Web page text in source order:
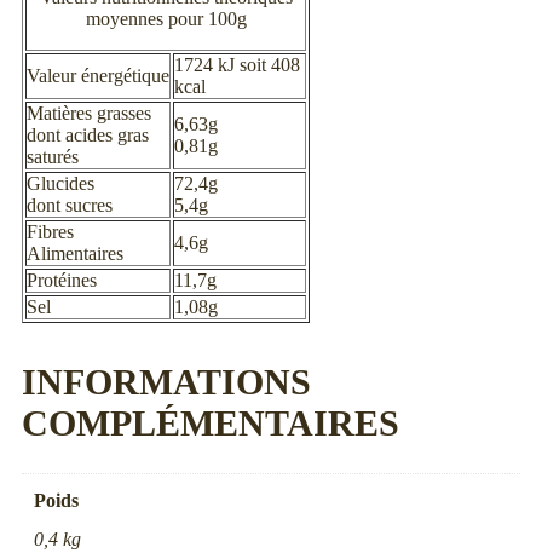
moyennes pour 100g
Valeur énergétique
1724 kJ soit 408
kcal
Matières grasses
dont acides gras
saturés
6,63g
0,81g
Glucides
dont sucres
72,4g
5,4g
Fibres
Alimentaires
4,6g
Protéines
11,7g
Sel
1,08g
INFORMATIONS
COMPLÉMENTAIRES
Poids
0,4 kg